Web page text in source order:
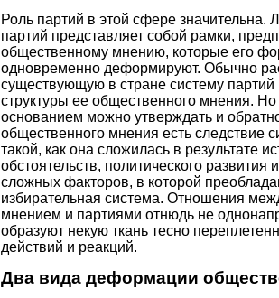
Роль партий в этой сфере значительна.
партий представляет собой рамки,
общественному мнению, которые его
одновременно деформируют. Обычно
существующую в стране систему партий
структуры ее общественного мнения.
основанием можно утверждать и
общественного мнения есть следствие
такой, как она сложилась в результате
обстоятельств, политического развития
сложных факторов, в которой
избирательная система. Отношения
мнением и партиями отнюдь не
образуют некую ткань тесно
действий и реакций.
Два вида деформации